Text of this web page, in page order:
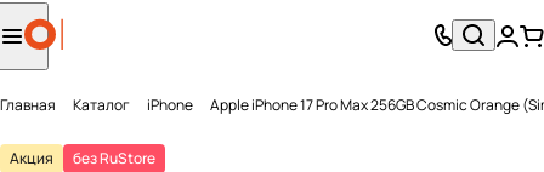
Главная Каталог iPhone Apple iPhone 17 Pro Max 256GB Cosmic Orange
Акция
без RuStore